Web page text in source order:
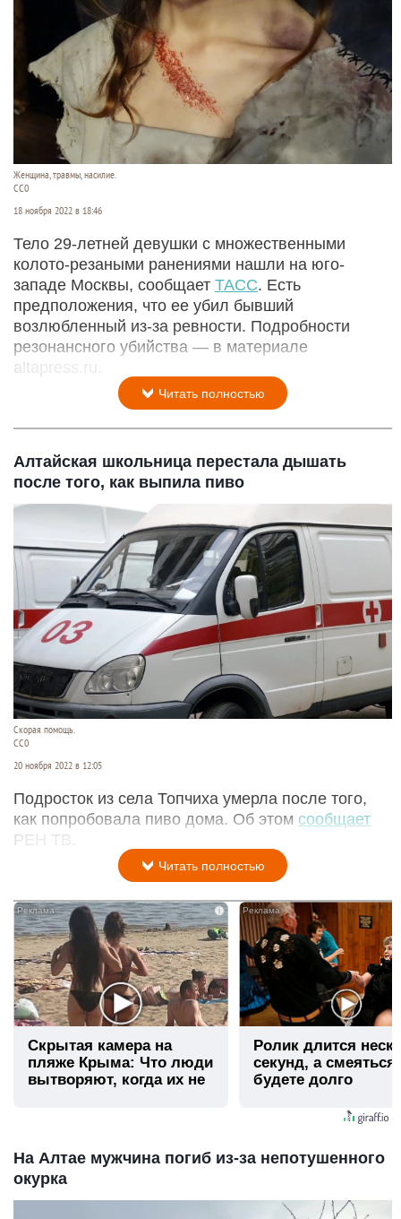
Женщина, травмы, насилие.
СС0
18 ноября 2022 в 18:46
Тело 29-летней девушки с множественными
колото-резаными ранениями нашли на юго-
западе Москвы, сообщает ТАСС. Есть
предположения, что ее убил бывший
возлюбленный из-за ревности. Подробности
резонансного убийства — в материале
altapress.ru.
Читать полностью
Алтайская школьница перестала дышать
после того, как выпила пиво
Скорая помощь.
СС0
20 ноября 2022 в 12:05
Подросток из села Топчиха умерла после того,
как попробовала пиво дома. Об этом сообщает
РЕН ТВ.
Читать полностью
i
Скрытая камера на
пляже Крыма: Что люди
вытворяют, когда их не
Ролик длится
секунд, а
будете долго
На Алтае мужчина погиб из-за непотушенного
окурка